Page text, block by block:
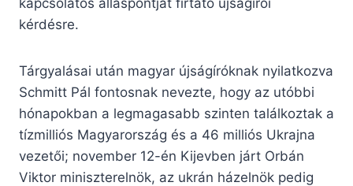
kérdésre.
Tárgyalásai után magyar újságíróknak nyilatkozva
Schmitt Pál fontosnak nevezte, hogy az utóbbi
hónapokban a legmagasabb szinten találkoztak a
tízmilliós Magyarország és a 46 milliós Ukrajna
vezetői; november 12-én Kijevben járt Orbán
Viktor miniszterelnök, az ukrán házelnök pedig